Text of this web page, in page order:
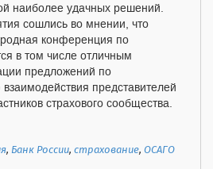
наиболее удачных решений.
сошлись во мнении, что
конференция по
в том числе отличным
предложений по
представителей
страхового сообщества.
, Банк России,страхование,ОСАГО